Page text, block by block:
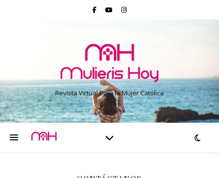
Revista Virtual Para la Mujer Católica